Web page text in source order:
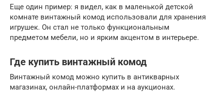
Еще один пример: я видел, как в маленькой детской
комнате винтажный комод использовали для хранения
игрушек. Он стал не только функциональным
предметом мебели, но и ярким акцентом в интерьере.
Где купить винтажный комод
Винтажный комод можно купить в антикварных
магазинах, онлайн-платформах и на аукционах.